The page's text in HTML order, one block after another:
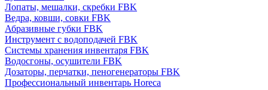
Лопаты, мешалки, скребки FBK
Ведра, ковши, совки FBK
Абразивные губки FBK
Инструмент с водоподачей FBK
Системы хранения инвентаря FBK
Водосгоны, осушители FBK
Дозаторы, перчатки, пеногенераторы FBK
Профессиональный инвентарь Horeca